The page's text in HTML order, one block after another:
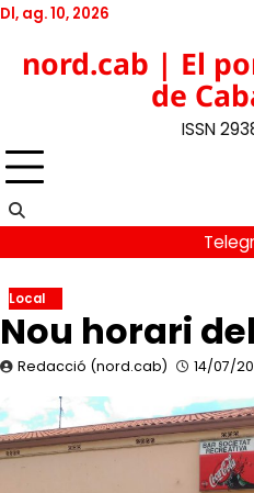
Skip
content
Dl, ag. 10, 2026
Facebook
YouTube
Instagram
nord.cab | El
de
ISSN
Local
Nou horari
Redacció (nord.cab) 14/07/